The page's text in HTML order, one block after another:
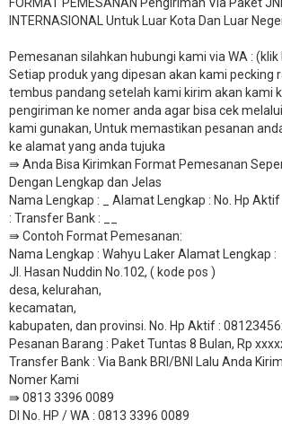
INTERNASIONAL Untuk Luar Kota Dan Luar
Pemesanan silahkan hubungi kami via WA :
Setiap produk yang dipesan akan kami pecking
tembus pandang setelah kami kirim akan kami
pengiriman ke nomer anda agar bisa cek
kami gunakan, Untuk memastikan pesanan
ke alamat yang anda tujuka
⇛ Anda Bisa Kirimkan Format Pemesanan
Dengan Lengkap dan Jelas
Nama Lengkap : _ Alamat Lengkap : No. Hp
: Transfer Bank : __
​⇛ Contoh Format Pemesanan:
Nama Lengkap : Wahyu Laker Alamat Lengkap :
Jl. Hasan Nuddin No.102, ( kode pos )
desa, kelurahan,
kecamatan,
kabupaten, dan provinsi. No. Hp Aktif :
Pesanan Barang : Paket Tuntas 8 Bulan, Rp
​Transfer Bank : Via Bank BRI/BNI Lalu Anda
Nomer Kami
⇛ 0813 3396 0089
DI No. HP / WA : 0813 3396 0089